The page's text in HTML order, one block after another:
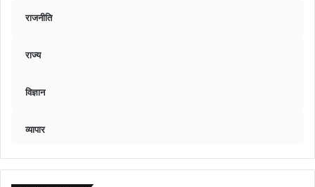
राजनीति
राज्य
विज्ञान
व्यापार